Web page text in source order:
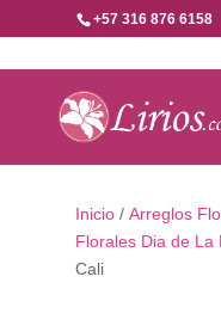
+57 316 876 6158
Inicio/ Arreglos
Florales Dia de La
Cali